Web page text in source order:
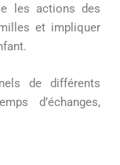
les actions des
et impliquer
de différents
d’échanges,